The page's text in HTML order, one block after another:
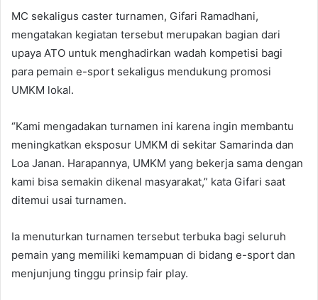
MC sekaligus caster turnamen, Gifari Ramadhani,
mengatakan kegiatan tersebut merupakan bagian dari
upaya ATO untuk menghadirkan wadah kompetisi bagi
para pemain e-sport sekaligus mendukung promosi
UMKM lokal.
“Kami mengadakan turnamen ini karena ingin membantu
meningkatkan eksposur UMKM di sekitar Samarinda dan
Loa Janan. Harapannya, UMKM yang bekerja sama dengan
kami bisa semakin dikenal masyarakat,” kata Gifari saat
ditemui usai turnamen.
Ia menuturkan turnamen tersebut terbuka bagi seluruh
pemain yang memiliki kemampuan di bidang e-sport dan
menjunjung tinggu prinsip fair play.